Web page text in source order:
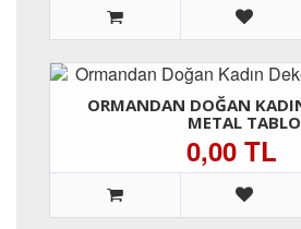
ORMANDAN DOĞAN
METAL TABLO
0,00 TL